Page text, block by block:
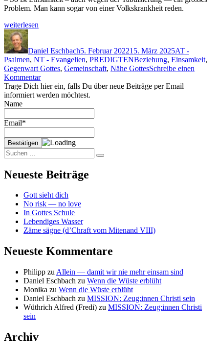
Prob­lem. Man kann sog­ar von ein­er Volk­skrankheit reden.
„Nie
allein“
weit­er­lesen
Autor
Daniel Eschbach5. Februar 202215. März 2025AT -
Psalmen, NT - Evangelien, PREDIGTENSchlagwörter
Beziehung, Einsamkeit,
Gegenwart Gottes, Gemeinschaft, Nähe GottesSchreibe einen
Kommentarzu
Nie
allein
Trage Dich hier ein, falls Du über neue Beiträge per Email
informiert werden möchtest.
Name
Email*
Suchen
nach:
Suchen
Neueste Beiträge
Gott sieht dich
No risk — no love
In Gottes Schule
Lebendiges Wasser
Zäme sägne (d’Chraft vom Mitenand VIII)
Neueste Kommentare
Philipp zu Allein — damit wir nie mehr einsam sind
Daniel Eschbach zu Wenn die Wüste erblüht
Monika zu Wenn die Wüste erblüht
Daniel Eschbach zu MISSION: Zeug:innen Christi sein
Wüthrich Alfred (Fredi) zu MISSION: Zeug:innen Christi
sein
Archiv